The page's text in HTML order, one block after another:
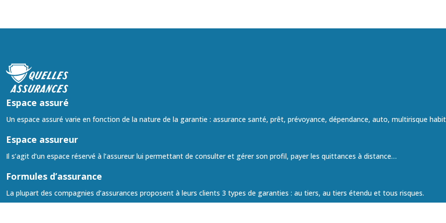
Espace assuré
Un espace assuré varie en fonction de la nature de la garantie : assurance santé, prêt, prévoyance, dépendance, auto, multirisque
Espace assureur
Il s’agit d’un espace réservé à l’assureur lui permettant de consulter et gérer son profil, payer les quittances à distance…
Formules d’assurance
La plupart des compagnies d’assurances proposent à leurs clients 3 types de garanties : au tiers, au tiers étendu et tous risques.